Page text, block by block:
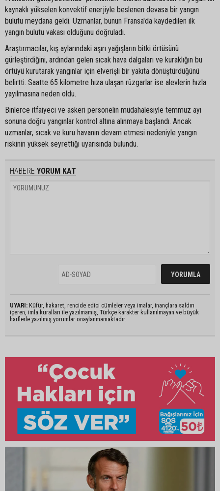
kaynaklı yükselen konvektif enerjiyle beslenen devasa bir yangın
bulutu meydana geldi. Uzmanlar, bunun Fransa'da kaydedilen ilk
yangın bulutu vakası olduğunu doğruladı.
Araştırmacılar, kış aylarındaki aşırı yağışların bitki örtüsünü
gürleştirdiğini, ardından gelen sıcak hava dalgaları ve kuraklığın bu
örtüyü kurutarak yangınlar için elverişli bir yakıta dönüştürdüğünü
belirtti. Saatte 65 kilometre hıza ulaşan rüzgarlar ise alevlerin hızla
yayılmasına neden oldu.
Binlerce itfaiyeci ve askeri personelin müdahalesiyle temmuz ayı
sonuna doğru yangınlar kontrol altına alınmaya başlandı. Ancak
uzmanlar, sıcak ve kuru havanın devam etmesi nedeniyle yangın
riskinin yüksek seyrettiği uyarısında bulundu.
HABERE YORUM KAT
UYARI: Küfür, hakaret, rencide edici cümleler veya imalar, inançlara saldırı
içeren, imla kuralları ile yazılmamış, Türkçe karakter kullanılmayan ve büyük
harflerle yazılmış yorumlar onaylanmamaktadır.